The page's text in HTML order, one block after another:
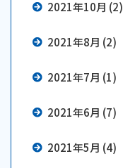
2021年10月 (2)
2021年8月 (2)
2021年7月 (1)
2021年6月 (7)
2021年5月 (4)